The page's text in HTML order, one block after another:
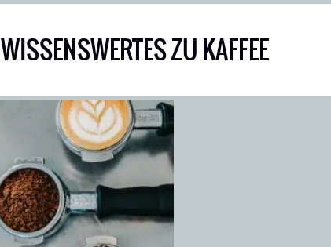
WISSENSWERTES ZU KAFFEE